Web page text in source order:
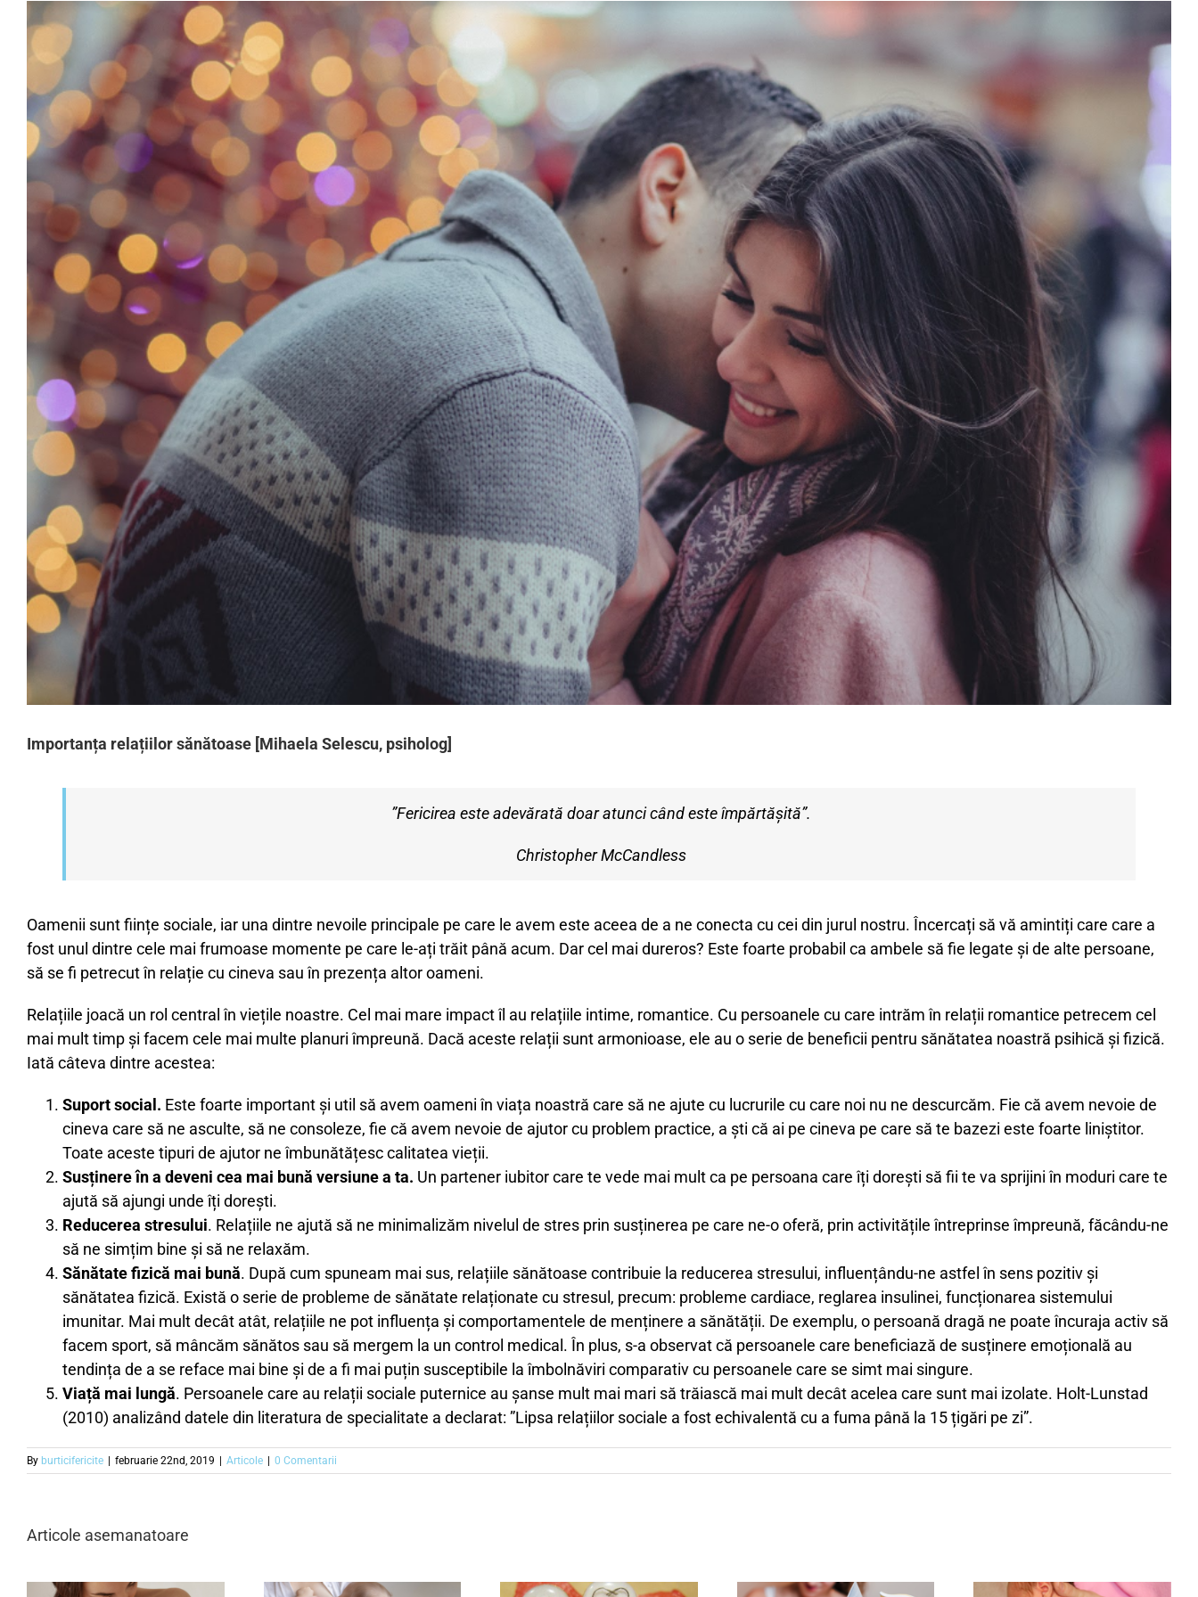
View
Larger
Image
Importanța relațiilor sănătoase [Mihaela Selescu, psiholog]
”Fericirea este adevărată doar atunci când este împărtășită”.
Christopher McCandless
Oamenii sunt ființe sociale, iar una dintre nevoile principale pe care le avem este aceea de a ne conecta cu cei din jurul nostru. Încercați să vă amintiți care care a
fost unul dintre cele mai frumoase momente pe care le-ați trăit până acum. Dar cel mai dureros? Este foarte probabil ca ambele să fie legate și de alte persoane,
să se fi petrecut în relație cu cineva sau în prezența altor oameni.
Relațiile joacă un rol central în viețile noastre. Cel mai mare impact îl au relațiile intime, romantice. Cu persoanele cu care intrăm în relații romantice petrecem cel
mai mult timp și facem cele mai multe planuri împreună. Dacă aceste relații sunt armonioase, ele au o serie de beneficii pentru sănătatea noastră psihică și fizică.
Iată câteva dintre acestea:
Suport social. Este foarte important și util să avem oameni în viața noastră care să ne ajute cu lucrurile cu care noi nu ne descurcăm. Fie că avem nevoie de
cineva care să ne asculte, să ne consoleze, fie că avem nevoie de ajutor cu problem practice, a ști că ai pe cineva pe care să te bazezi este foarte liniștitor.
Toate aceste tipuri de ajutor ne îmbunătățesc calitatea vieții.
Susținere în a deveni cea mai bună versiune a ta. Un partener iubitor care te vede mai mult ca pe persoana care îți dorești să fii te va sprijini în moduri care te
ajută să ajungi unde îți dorești.
Reducerea stresului. Relațiile ne ajută să ne minimalizăm nivelul de stres prin susținerea pe care ne-o oferă, prin activitățile întreprinse împreună, făcându-ne
să ne simțim bine și să ne relaxăm.
Sănătate fizică mai bună. După cum spuneam mai sus, relațiile sănătoase contribuie la reducerea stresului, influențându-ne astfel în sens pozitiv și
sănătatea fizică. Există o serie de probleme de sănătate relaționate cu stresul, precum: probleme cardiace, reglarea insulinei, funcționarea sistemului
imunitar. Mai mult decât atât, relațiile ne pot influența și comportamentele de menținere a sănătății. De exemplu, o persoană dragă ne poate încuraja activ să
facem sport, să mâncăm sănătos sau să mergem la un control medical. În plus, s-a observat că persoanele care beneficiază de susținere emoțională au
tendința de a se reface mai bine și de a fi mai puțin susceptibile la îmbolnăviri comparativ cu persoanele care se simt mai singure.
Viață mai lungă. Persoanele care au relații sociale puternice au șanse mult mai mari să trăiască mai mult decât acelea care sunt mai izolate. Holt-Lunstad
(2010) analizând datele din literatura de specialitate a declarat: ”Lipsa relațiilor sociale a fost echivalentă cu a fuma până la 15 țigări pe zi”.
By burticifericite | februarie 22nd, 2019 | Articole | 0 Comentarii
Articole asemanatoare